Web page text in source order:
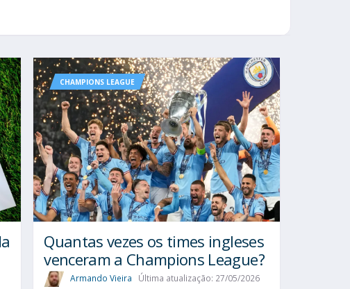
CHAMPIONS LEAGUE
Quantas vezes os times ingleses
venceram a Champions League?
Armando Vieira Última atualização: 27/05/2026